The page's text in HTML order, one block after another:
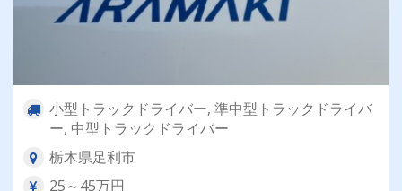
小型トラックドライバー, 準中型トラックドライバ
ー, 中型トラックドライバー
栃木県足利市
25～45万円